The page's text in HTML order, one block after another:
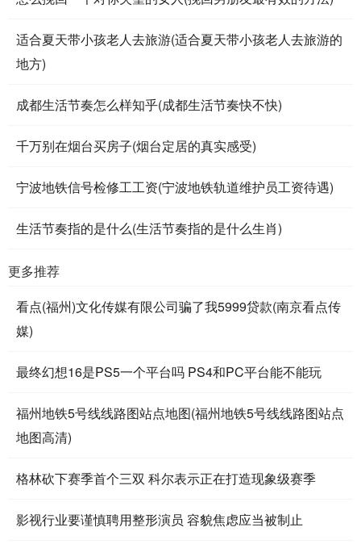
适合夏天带小孩老人去旅游(适合夏天带小孩老人去旅游的
地方)
成都生活节奏怎么样知乎(成都生活节奏快不快)
千万别在烟台买房子(烟台定居的真实感受)
宁波地铁信号检修工工资(宁波地铁轨道维护员工资待遇)
生活节奏指的是什么(生活节奏指的是什么生肖)
更多推荐
看点(福州)文化传媒有限公司骗了我5999贷款(南京看点传
媒)
最终幻想16是PS5一个平台吗 PS4和PC平台能不能玩
福州地铁5号线线路图站点地图(福州地铁5号线线路图站点
地图高清)
格林砍下赛季首个三双 科尔表示正在打造现象级赛季
影视行业要谨慎聘用整形演员 容貌焦虑应当被制止